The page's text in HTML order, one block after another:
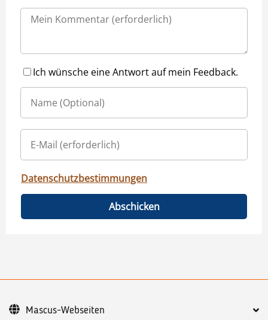
Ich wünsche eine Antwort auf mein Feedback.
Datenschutzbestimmungen
Abschicken
Mascus-Webseiten